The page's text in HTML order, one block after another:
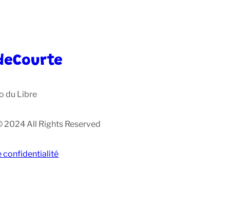
du Libre
2024 All Rights Reserved
confidentialité